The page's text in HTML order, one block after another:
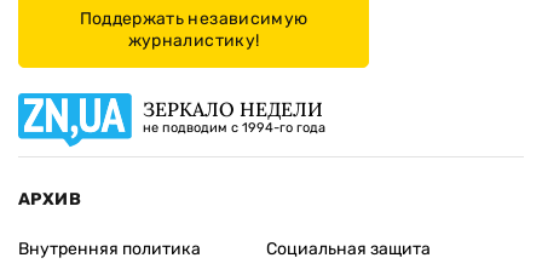
Поддержать независимую
журналистику!
ЗЕРКАЛО НЕДЕЛИ
не подводим с 1994-го года
АРХИВ
Внутренняя политика
Социальная защита